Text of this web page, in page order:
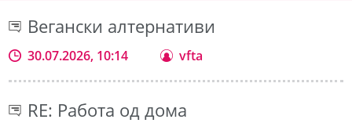
Вегански алтернативи
30.07.2026, 10:14 vfta
RE: Работа од дома